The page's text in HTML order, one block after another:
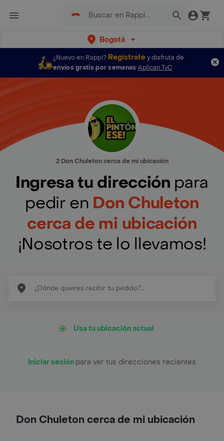
Bogotá
¿Nuevo en Rappi? Regístratey disfruta de
envíos gratis por semanas Aplican TyC
2 Don Chuleton cerca de mi ubicación
Ingresa tu dirección para
pedir en Don Chuleton
cerca de mi ubicación
¡Nosotros te lo llevamos!
Usa tu ubicación actual
Iniciar sesión para ver tus direcciones recientes
Don Chuleton cerca de mi ubicación